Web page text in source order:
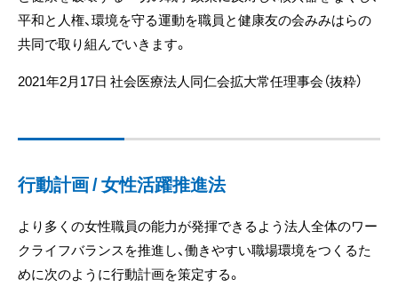
平和と人権、環境を守る運動を職員と健康友の会みみはらの
共同で取り組んでいきます。
2021年2月17日 社会医療法人同仁会拡大常任理事会（抜粋）
行動計画 / 女性活躍推進法
より多くの女性職員の能力が発揮できるよう法人全体のワー
クライフバランスを推進し、働きやすい職場環境をつくるた
めに次のように行動計画を策定する。